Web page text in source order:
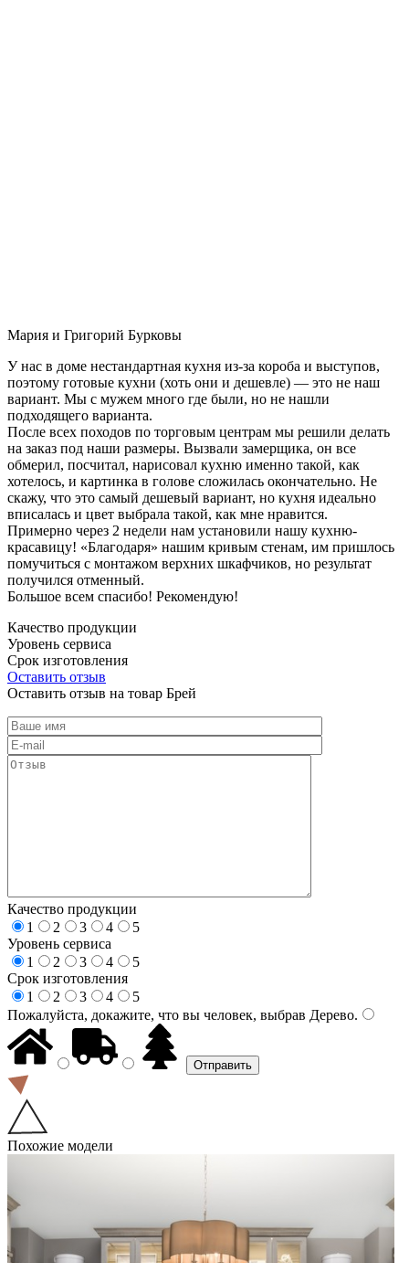
Мария и Григорий Бурковы
У нас в доме нестандартная кухня из-за короба и выступов,
поэтому готовые кухни (хоть они и дешевле) — это не наш
вариант. Мы с мужем много где были, но не нашли
подходящего варианта.
После всех походов по торговым центрам мы решили делать
на заказ под наши размеры. Вызвали замерщика, он все
обмерил, посчитал, нарисовал кухню именно такой, как
хотелось, и картинка в голове сложилась окончательно. Не
скажу, что это самый дешевый вариант, но кухня идеально
вписалась и цвет выбрала такой, как мне нравится.
Примерно через 2 недели нам установили нашу кухню-
красавицу! «Благодаря» нашим кривым стенам, им пришлось
помучиться с монтажом верхних шкафчиков, но результат
получился отменный.
Большое всем спасибо! Рекомендую!
Качество продукции
Уровень сервиса
Срок изготовления
Оставить отзыв
Оставить отзыв на товар Брей
Качество продукции
1
2 3 4
5
Уровень сервиса
1
2 3 4
5
Срок изготовления
1
2 3 4
5
Пожалуйста, докажите, что вы человек, выбрав Дерево.
Похожие модели